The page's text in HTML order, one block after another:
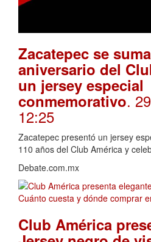
Zacatepec se
aniversario del
un jersey especial
conmemorativo.
12:25
Zacatepec presentó un jersey
110 años del Club América y
Debate.com.mx
Club América